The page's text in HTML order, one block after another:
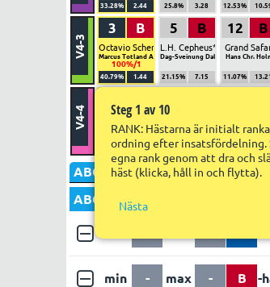
33.28% 2.44 25.8% 3.28 12.53%
V4-3
3
40.79% 1.44
Octavio Schermer*
Marcus Totland Aadland
100%/1
B 5
21.15% 7.15
L.H. Cepheus* (NO)
Dag-Sveinung Dalen
B 12
11.07%
Grand
Hans Chr.
B
V4-4
34.67% 2.03
Treasure Tile*
Jørn Ivar Eilertsen
100%/1
23.43% 3.32
Hanna Olofsson
11.84%
Marcus Totland
ABC Utgång Poäng Faktor
ABC set 1
min - max - B -
Steg 1 av 10
RANK: Hästarna är initialt
ordning efter insatsfördelning.
egna rank genom att dra och
häst (klicka, håll in och flytta).
Nästa